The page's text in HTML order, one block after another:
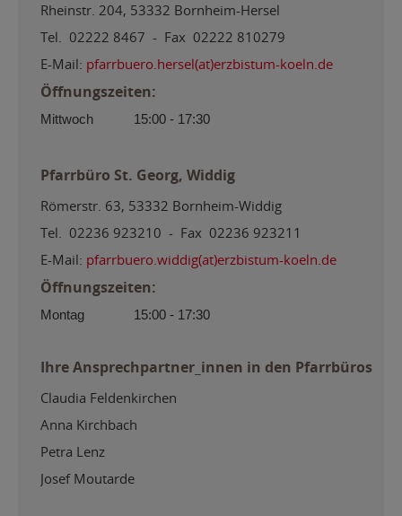
Rheinstr. 204, 53332 Bornheim-Hersel
Tel. 02222 8467 - Fax 02222 810279
E-Mail: pfarrbuero.hersel(at)erzbistum-koeln.de
Öffnungszeiten:
Mittwoch 15:00 - 17:30
Pfarrbüro St. Georg, Widdig
Römerstr. 63, 53332 Bornheim-Widdig
Tel. 02236 923210 - Fax 02236 923211
E-Mail: pfarrbuero.widdig(at)erzbistum-koeln.de
Öffnungszeiten:
Montag 15:00 - 17:30
Ihre Ansprechpartner_innen in den Pfarrbüros
Claudia Feldenkirchen
Anna Kirchbach
Petra Lenz
Josef Moutarde